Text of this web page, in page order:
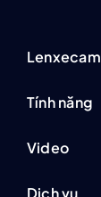
Lenxecam
Tính năng
Video
Dịch vụ